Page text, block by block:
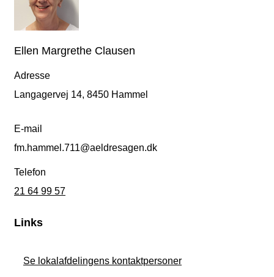
Ellen Margrethe Clausen
Adresse
Langagervej 14, 8450 Hammel
E-mail
fm.hammel.711@aeldresagen.dk
Telefon
21 64 99 57
Links
Se lokalafdelingens kontaktpersoner